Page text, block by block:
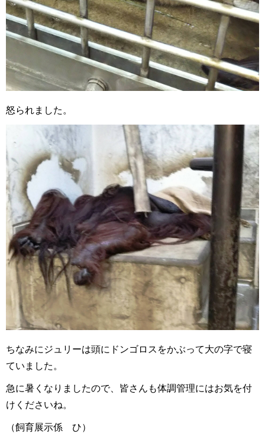
怒られました。
ちなみにジュリーは頭にドンゴロスをかぶって大の字で寝
ていました。
急に暑くなりましたので、皆さんも体調管理にはお気を付
けくださいね。
（飼育展示係 ひ）